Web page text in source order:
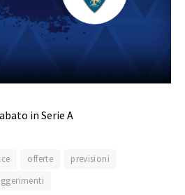
in Serie A
offerte
previsioni